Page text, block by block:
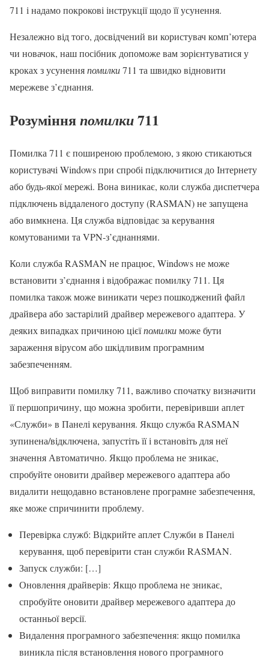
711 і надамо покрокові інструкції щодо її усунення.
Незалежно від того, досвідчений ви користувач комп’ютера
чи новачок, наш посібник допоможе вам зорієнтуватися у
кроках з усуненняпомилки711 та швидко відновити
мережеве з’єднання.
Розумінняпомилки711
Помилка 711 є поширеною проблемою, з якою стикаються
користувачі Windows при спробі підключитися до Інтернету
або будь-якої мережі. Вона виникає, коли служба диспетчера
підключень віддаленого доступу (RASMAN) не запущена
або вимкнена. Ця служба відповідає за керування
комутованими та VPN-з’єднаннями.
Коли служба RASMAN не працює, Windows не може
встановити з’єднання і відображає помилку 711. Ця
помилка також може виникати через пошкоджений файл
драйвера або застарілий драйвер мережевого адаптера. У
деяких випадках причиною цієїпомилкиможе бути
зараження вірусом або шкідливим програмним
забезпеченням.
Щоб виправити помилку 711, важливо спочатку визначити
її першопричину, що можна зробити, перевіривши аплет
«Служби» в Панелі керування. Якщо служба RASMAN
зупинена/відключена, запустіть її і встановіть для неї
значення Автоматично. Якщо проблема не зникає,
спробуйте оновити драйвер мережевого адаптера або
видалити нещодавно встановлене програмне забезпечення,
яке може спричинити проблему.
Перевірка служб: Відкрийте аплет Служби в Панелі
керування, щоб перевірити стан служби RASMAN.
Запуск служби: […]
Оновлення драйверів: Якщо проблема не зникає,
спробуйте оновити драйвер мережевого адаптера до
останньої версії.
Видалення програмного забезпечення: якщо помилка
виникла після встановлення нового програмного